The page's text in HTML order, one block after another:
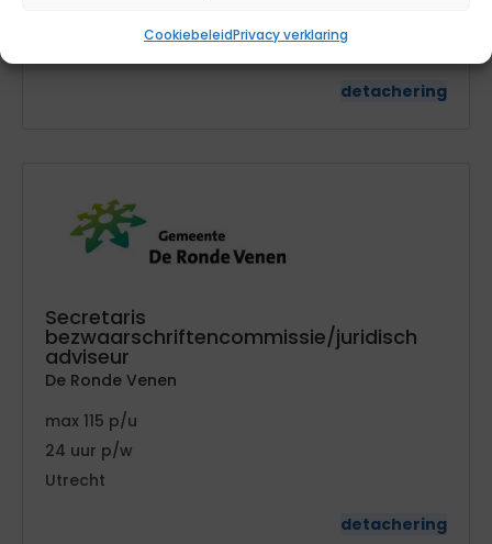
CookiebeleidPrivacy verklaring
detachering
Secretaris
bezwaarschriftencommissie/juridisch
adviseur
De Ronde Venen
115
24
Utrecht
detachering